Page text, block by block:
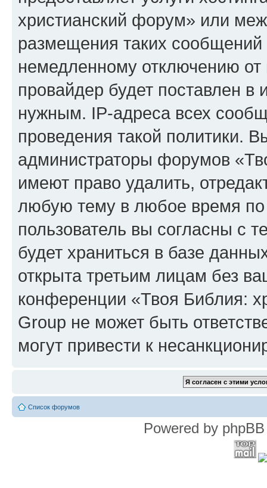
христианский форум» или
размещения таких
немедленному отключению
провайдер будет поставлен в
нужным. IP-адреса всех
проведения такой политики.
администраторы форумов
имеют право удалить,
любую тему в любое время
пользователь вы согласны с
будет храниться в базе
открыта третьим лицам без
конференции «Твоя Библия:
Group не может быть
могут привести к
Список форумов
Powered by